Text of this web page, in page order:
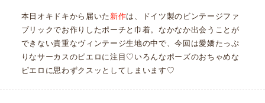
本日オキドキから届いた 新作は、ドイツ製のビンテージファ
ブリックでお作りしたポーチと巾着。なかなか出会うことが
できない貴重なヴィンテージ生地の中で、今回は愛嬌たっぷ
りなサーカスのピエロに注目♡いろんなポーズのおちゃめな
ピエロに思わずクスッとしてしまいます♡